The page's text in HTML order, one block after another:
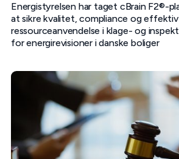
Energistyrelsen har taget cBrain F2®-
at sikre kvalitet, compliance og effektiv
ressourceanvendelse i klage- og
for energirevisioner i danske boliger